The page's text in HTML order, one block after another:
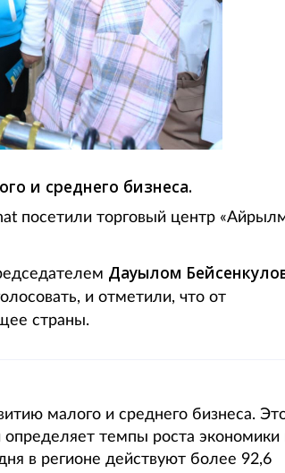
и среднего бизнеса.
посетили торговый центр
Дауылом
и отметили, что от
страны.
малого и среднего бизнеса.
темпы роста экономики
в регионе действуют более 92,6